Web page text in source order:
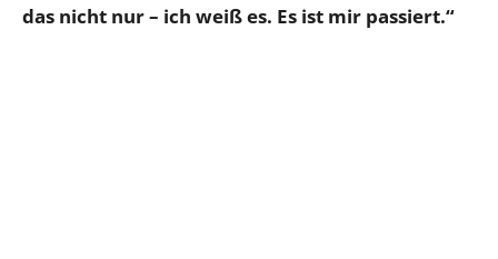
das nicht nur – ich weiß es. Es ist mir passiert.“